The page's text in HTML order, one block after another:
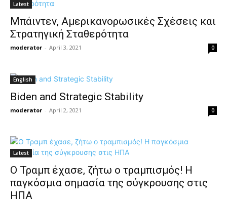
Latest
Mπάιντεν, Αμερικανορωσικές Σχέσεις και
Στρατηγική Σταθερότητα
moderator - April 3, 2021 0
English
Biden and Strategic Stability
moderator - April 2, 2021 0
Latest
O Τραμπ έχασε, ζήτω ο τραμπισμός! Η
παγκόσμια σημασία της σύγκρουσης στις
ΗΠΑ